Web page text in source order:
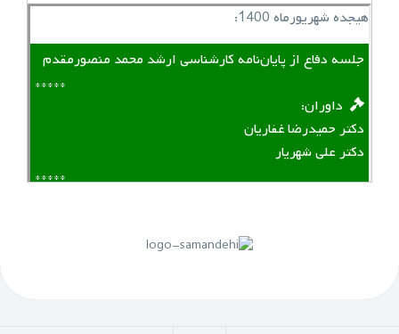
هیجده شهریورماه 1400:
جلسه دفاع از پایان‌نامه کارشناسی ارشد محمد منصورمقدم
*****
‌ ‌ داوران:
دکتر حمیدرضا غفاریان
دکتر علی شهریار
*****